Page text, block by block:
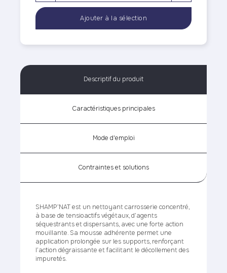
Descriptif du produit
Caractéristiques principales
Mode d'emploi
Contraintes et solutions
SHAMP’NAT est un nettoyant carrosserie concentré,
à base de tensioactifs végétaux, d’agents
séquestrants et dispersants, avec une forte action
mouillante. Sa mousse adhérente permet une
application prolongée sur les supports, renforçant
l’action dégraissante et facilitant le décollement des
impuretés.